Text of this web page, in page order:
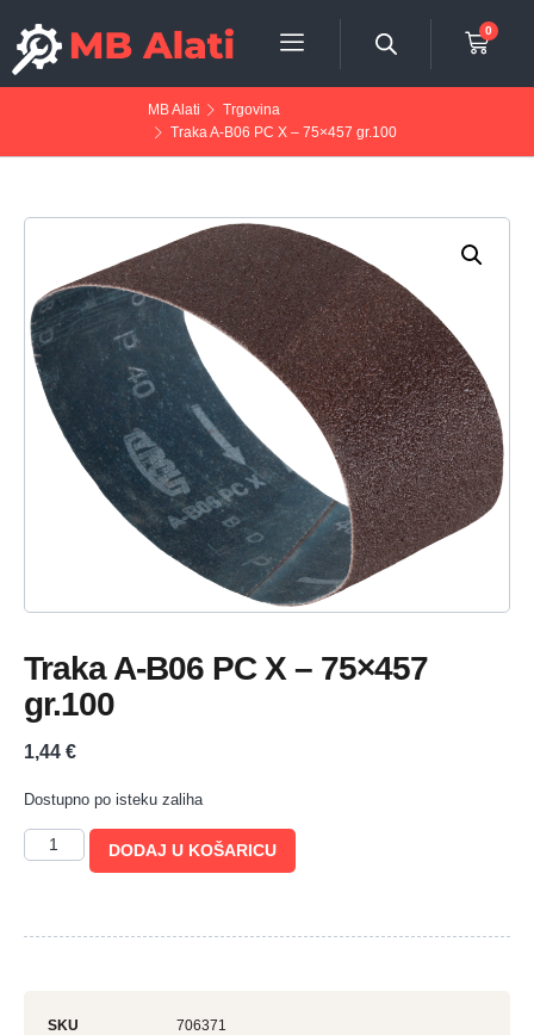
0
MB Alati
Trgovina
Traka A-B06 PC X – 75×457 gr.100
Traka A-B06 PC X – 75×457
gr.100
1,44 €
Dostupno po isteku zaliha
DODAJ U KOŠARICU
SKU
706371